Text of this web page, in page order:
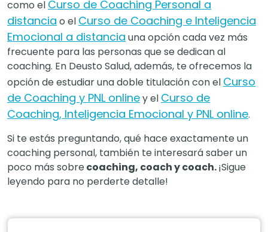
como el Curso de Coaching Personal a
distancia o el Curso de Coaching e Inteligencia
Emocional a distancia una opción cada vez más
frecuente para las personas que se dedican al
coaching. En Deusto Salud, además, te ofrecemos la
opción de estudiar una doble titulación con el Curso
de Coaching y PNL onliney el Curso de
Coaching, Inteligencia Emocional y PNL online.
Si te estás preguntando, qué hace exactamente un
coaching personal, también te interesará saber un
poco más sobrecoaching, coach y coach.¡Sigue
leyendo para no perderte detalle!